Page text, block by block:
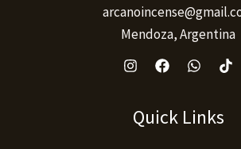
Mendoza, Argentina
Quick Links